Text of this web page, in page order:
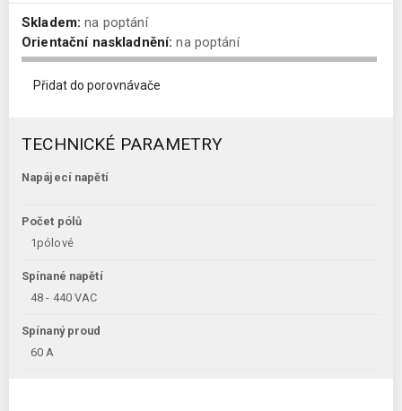
Skladem: na poptání
Orientační naskladnění: na poptání
Přidat do porovnávače
TECHNICKÉ PARAMETRY
Napájecí napětí
Počet pólů
1pólové
Spínané napětí
48 - 440 VAC
Spínaný proud
60 A